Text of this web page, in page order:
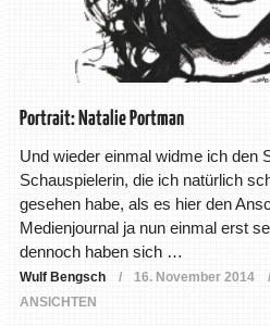
Portrait: Natalie Portman
Und wieder einmal widme ich den
Schauspielerin, die ich natürlich
gesehen habe, als es hier den
Medienjournal ja nun einmal erst
dennoch haben sich …
Wulf Bengsch 16. November 2014
ANSICHTEN